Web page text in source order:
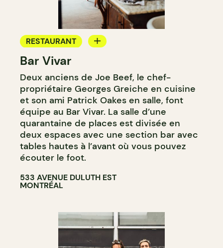
RESTAURANT
BAR À VIN
Bar Vivar
Deux anciens de Joe Beef, le chef-
propriétaire Georges Greiche en cuisine
et son ami Patrick Oakes en salle, font
équipe au Bar Vivar. La salle d’une
quarantaine de places est divisée en
deux espaces avec une section bar avec
tables hautes à l’avant où vous pouvez
écouter le foot.
533 AVENUE DULUTH EST
MONTRÉAL